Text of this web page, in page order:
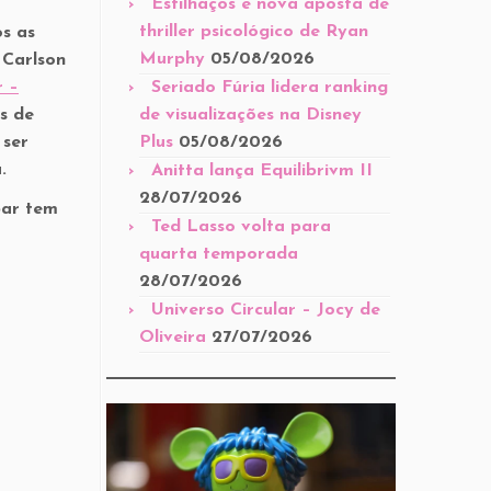
as
–
de
tem
Estilhaços é nova aposta de
thriller psicológico de Ryan
Murphy 05/08/2026
Seriado Fúria lidera ranking
de visualizações na Disney
Plus 05/08/2026
Anitta lança Equilibrivm II
28/07/2026
Ted Lasso volta para
quarta temporada
28/07/2026
Universo Circular – Jocy de
Oliveira 27/07/2026